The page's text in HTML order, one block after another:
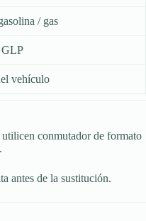
/ gas
GLP
vehículo
conmutador de formato
antes de la sustitución.